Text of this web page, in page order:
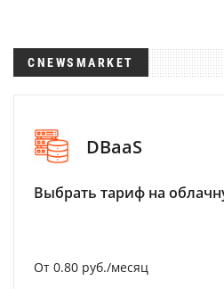
CNEWSMARKET
DBaaS
Выбрать тариф на
От 0.80 руб./месяц